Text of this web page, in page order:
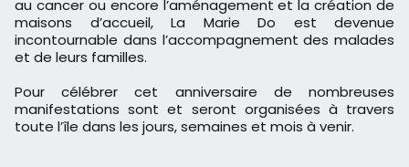
au cancer ou encore l’aménagement et la création de
maisons d’accueil, La Marie Do est devenue
incontournable dans l’accompagnement des malades
et de leurs familles.
Pour célébrer cet anniversaire de nombreuses
manifestations sont et seront organisées à travers
toute l’île dans les jours, semaines et mois à venir.